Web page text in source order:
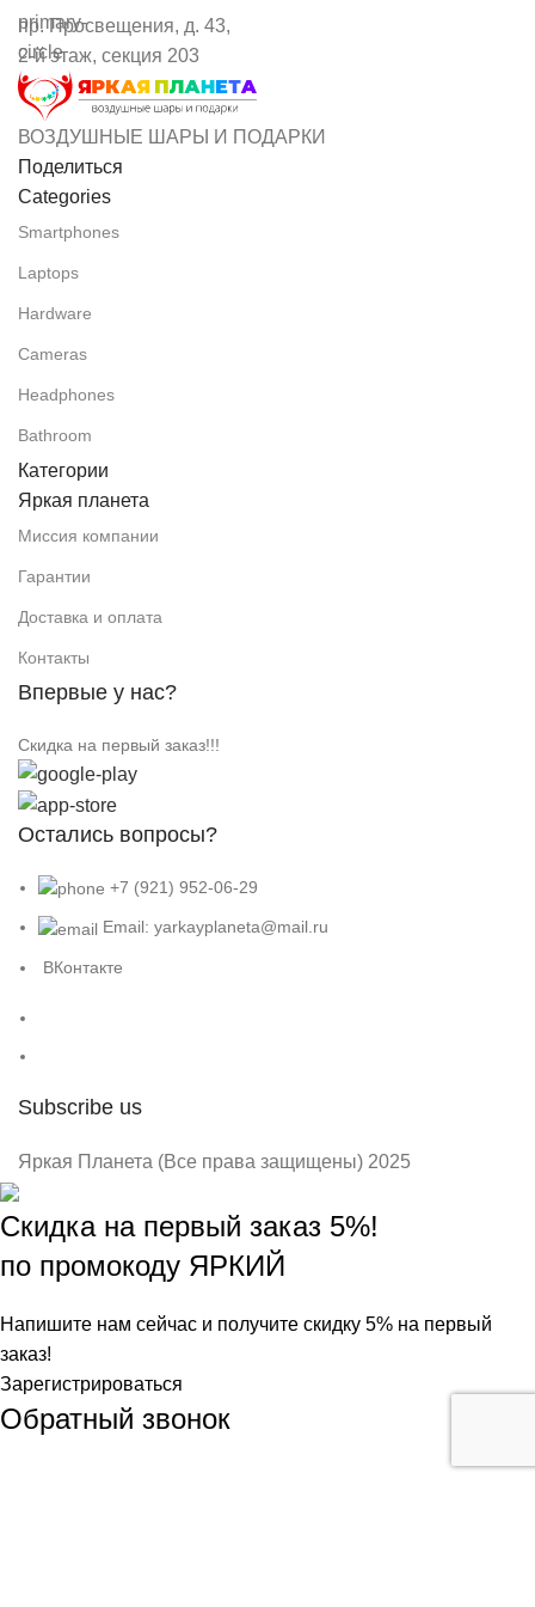
пр. Просвещения, д. 43,
2-й этаж, секция 203
ВОЗДУШНЫЕ ШАРЫ И ПОДАРКИ
Поделиться
Categories
Smartphones
Laptops
Hardware
Cameras
Headphones
Bathroom
Категории
Яркая планета
Миссия компании
Гарантии
Доставка и оплата
Контакты
Впервые у нас?
Скидка на первый заказ!!!
Остались вопросы?
+7 (921) 952-06-29
Email: yarkayplaneta@mail.ru
ВКонтакте
Subscribe us
Яркая Планета (Все права защищены) 2025
Скидка на первый заказ 5%!
по промокоду ЯРКИЙ
Напишите нам сейчас и получите скидку 5% на первый
заказ!
Зарегистрироваться
Обратный звонок